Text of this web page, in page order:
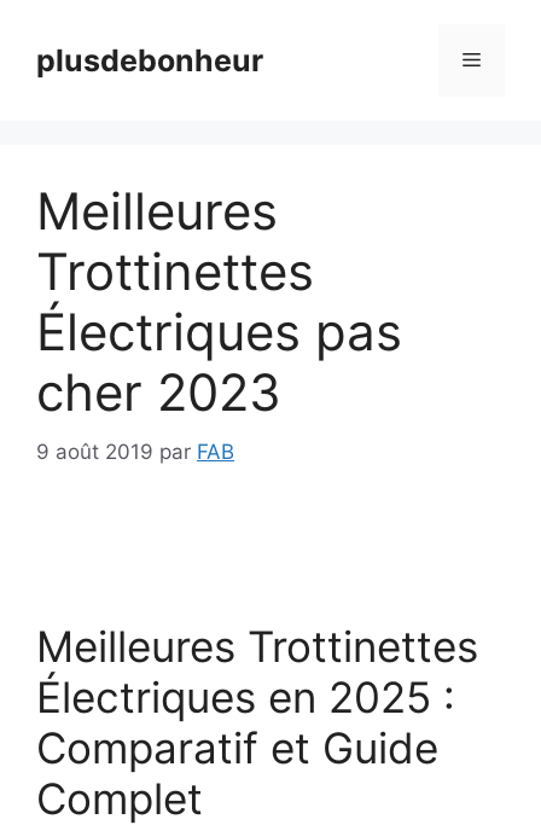
contenuplusdebonheur Menu
Meilleures
Trottinettes
Électriques pas
cher 2023
9 août 2019 par FAB
Meilleures Trottinettes
Électriques en 2025 :
Comparatif et Guide
Complet